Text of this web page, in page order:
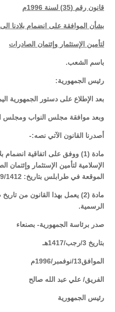
قانون رقم (35) لسنة 1996م
بشأن الموافقة على انضمام بلادنا
لتأمين الإستثمار وإئتمان الصادرات
باسم الشعب.
رئيس الجمهورية:
بعد الإطلاع على دستور الجمهورية
وبعد موافقة مجلس النواب ومجلس
أصدرنا القانون الآتي نصه:-
مادة (1) ووفق على اتفاقية
الإسلامية لتأمين الإستثمار وإئتمان
الموقعة في طرابلس بتاريخ: 15/9/1412هـ الموافق: 19/2/1992م.
مادة (2) يعمل بهذا القانون من
الرسمية.
صدر برئاسة الجمهورية- بصنعاء
بتاريخ 3/رجب/1417هـ
الموافق13/نوفمبر/1996م
الفريق/ علي عبد الله صالح
رئيس الجمهورية